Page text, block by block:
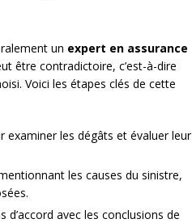
un expert en assurance
être contradictoire, c’est-à-dire
Voici les étapes clés de cette
examiner les dégâts et évaluer leur
les causes du sinistre,
d’accord avec les conclusions de